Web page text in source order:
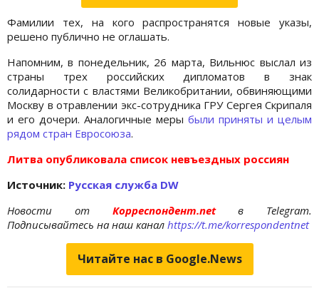
Фамилии тех, на кого распространятся новые указы,
решено публично не оглашать.
Напомним, в понедельник, 26 марта, Вильнюс выслал из
страны трех российских дипломатов в знак
солидарности с властями Великобритании, обвиняющими
Москву в отравлении экс-сотрудника ГРУ Сергея Скрипаля
и его дочери. Аналогичные меры были приняты и целым
рядом стран Евросоюза.
Литва опубликовала список невъездных россиян
Источник: Русская служба DW
Новости отКорреспондент.netв Telegram.
Подписывайтесь на наш канал https://t.me/korrespondentnet
Читайте нас в Google.News